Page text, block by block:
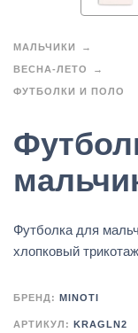
МАЛЬЧИКИ
ВЕСНА-ЛЕТО
ФУТБОЛКИ И ПОЛО
Футболка для
хлопковый
БРЕНД: MINOTI
АРТИКУЛ: KRAGLN2